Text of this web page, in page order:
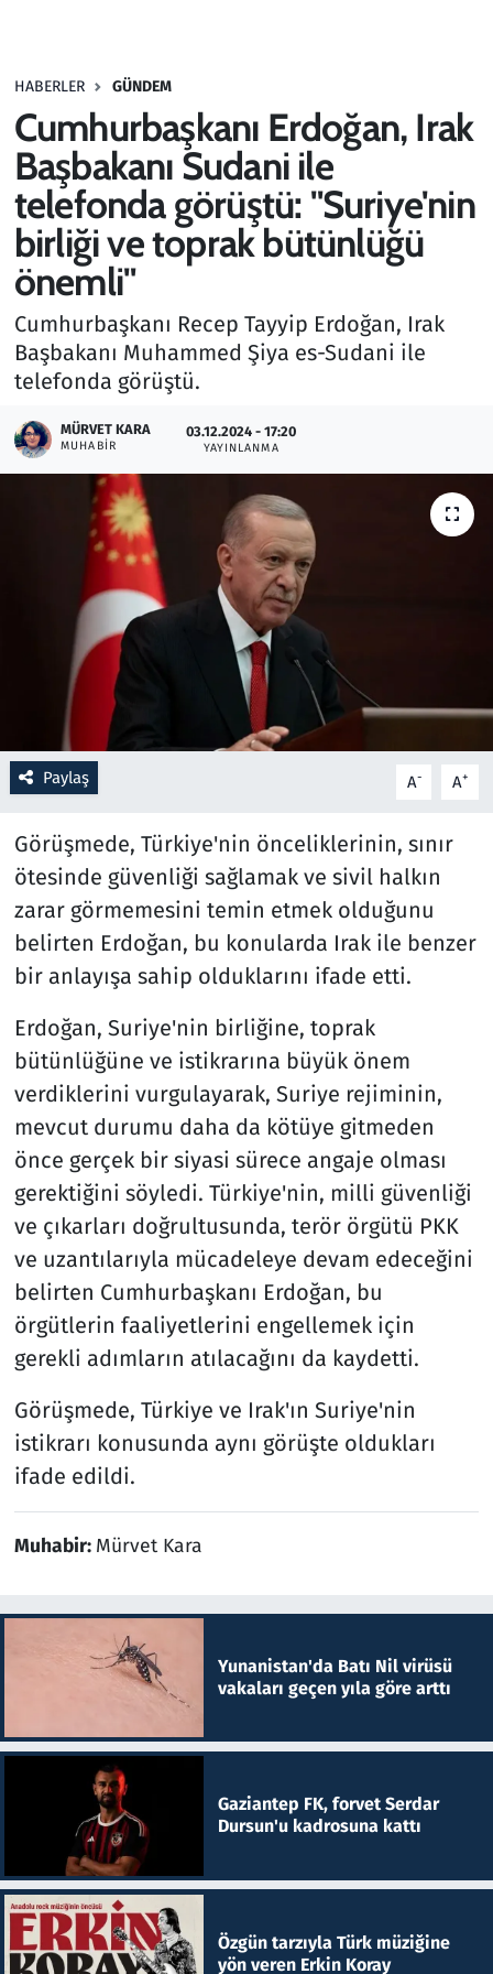
HABERLER GÜNDEM
Cumhurbaşkanı Erdoğan, Irak
Başbakanı Sudani ile
telefonda görüştü: "Suriye'nin
birliği ve toprak bütünlüğü
önemli"
Cumhurbaşkanı Recep Tayyip Erdoğan, Irak
Başbakanı Muhammed Şiya es-Sudani ile
telefonda görüştü.
MÜRVET KARA
MUHABIR
03.12.2024 - 17:20
YAYINLANMA
Paylaş A- A+
Görüşmede, Türkiye'nin önceliklerinin, sınır
ötesinde güvenliği sağlamak ve sivil halkın
zarar görmemesini temin etmek olduğunu
belirten Erdoğan, bu konularda Irak ile benzer
bir anlayışa sahip olduklarını ifade etti.
Erdoğan, Suriye'nin birliğine, toprak
bütünlüğüne ve istikrarına büyük önem
verdiklerini vurgulayarak, Suriye rejiminin,
mevcut durumu daha da kötüye gitmeden
önce gerçek bir siyasi sürece angaje olması
gerektiğini söyledi. Türkiye'nin, milli güvenliği
ve çıkarları doğrultusunda, terör örgütü PKK
ve uzantılarıyla mücadeleye devam edeceğini
belirten Cumhurbaşkanı Erdoğan, bu
örgütlerin faaliyetlerini engellemek için
gerekli adımların atılacağını da kaydetti.
Görüşmede, Türkiye ve Irak'ın Suriye'nin
istikrarı konusunda aynı görüşte oldukları
ifade edildi.
Muhabir: Mürvet Kara
Yunanistan'da Batı Nil virüsü
vakaları geçen yıla göre arttı
Gaziantep FK, forvet Serdar
Dursun'u kadrosuna kattı
Özgün tarzıyla Türk müziğine
yön veren Erkin Koray
Haber
Kültür Sanat
Kurumsal Haberler
Lezzet Durağı
Memur ve Kamu
Otomobil
Oyun
Ramazan
Resmi İlanlar
Rüya Tabirleri
Sağlık
Savunma Sanayi
Seçim 2023
Teknoloji ve Bilim
Televizyon